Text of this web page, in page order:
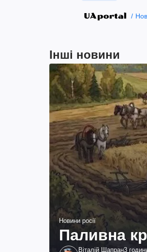
Інші новини
Новини росії
Паливна
Віталій Шапран3